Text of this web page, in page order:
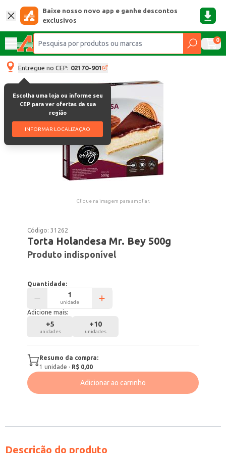
Baixe nosso novo app e ganhe descontos
exclusivos
0
Entregue no CEP: 02170-901
Escolha uma loja ou informe seu
CEP para ver ofertas da sua
região
INFORMAR LOCALIZAÇÃO
Clique na imagem para ampliar.
Código:31262
Torta Holandesa Mr. Bey 500g
Produto indisponível
Quantidade:
unidade
Adicione mais:
+5
unidades
+10
unidades
Resumo da compra:
1 unidade · R$ 0,00
Adicionar ao carrinho
Descrição do produto